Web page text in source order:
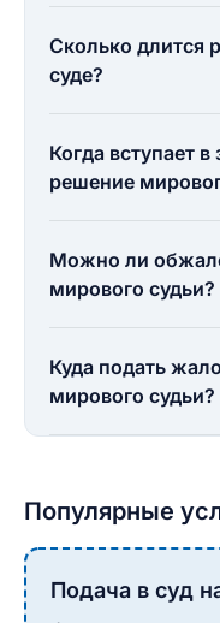
Сколько длится
суде?
Когда вступает
решение
Можно ли
мирового судьи?
Куда подать
мирового судьи?
Популярные
Подача в суд